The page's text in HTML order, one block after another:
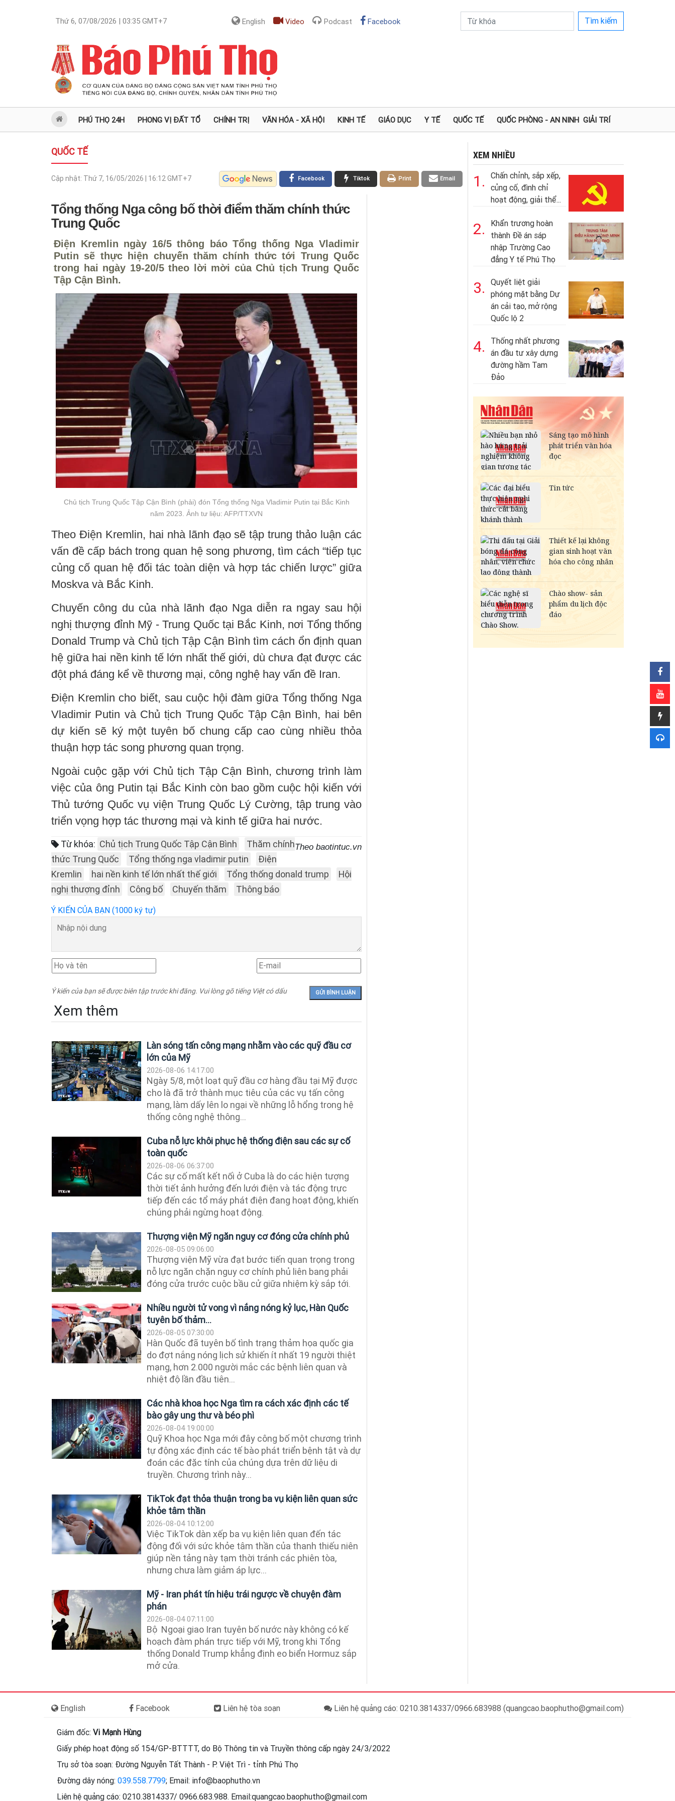
Thứ 6, 07/08/2026 | 03:35 GMT+7 English Video Podcast Facebook Tìm kiếm
PHÚ THỌ 24H PHONG VỊ ĐẤT TỔ CHÍNH TRỊ VĂN HÓA - XÃ HỘI KINH TẾ GIÁO DỤC Y TẾ QUỐC TẾ QUỐC PHÒNG - AN NINH GIẢI TRÍ
QUỐC TẾ
Cập nhật: Thứ 7, 16/05/2026 | 16:12 GMT+7 Email
Print
Tiktok
Facebook
Tổng thống Nga công bố thời điểm thăm chính thức
Trung Quốc
Điện Kremlin ngày 16/5 thông báo Tổng thống Nga Vladimir
Putin sẽ thực hiện chuyến thăm chính thức tới Trung Quốc
trong hai ngày 19-20/5 theo lời mời của Chủ tịch Trung Quốc
Tập Cận Bình.
Chủ tịch Trung Quốc Tập Cận Bình (phải) đón Tổng thống Nga Vladimir Putin tại Bắc Kinh
năm 2023. Ảnh tư liệu: AFP/TTXVN
Theo Điện Kremlin, hai nhà lãnh đạo sẽ tập trung thảo luận các
vấn đề cấp bách trong quan hệ song phương, tìm cách “tiếp tục
củng cố quan hệ đối tác toàn diện và hợp tác chiến lược” giữa
Moskva và Bắc Kinh.
Chuyến công du của nhà lãnh đạo Nga diễn ra ngay sau hội
nghị thượng đỉnh Mỹ - Trung Quốc tại Bắc Kinh, nơi Tổng thống
Donald Trump và Chủ tịch Tập Cận Bình tìm cách ổn định quan
hệ giữa hai nền kinh tế lớn nhất thế giới, dù chưa đạt được các
đột phá đáng kể về thương mại, công nghệ hay vấn đề Iran.
Điện Kremlin cho biết, sau cuộc hội đàm giữa Tổng thống Nga
Vladimir Putin và Chủ tịch Trung Quốc Tập Cận Bình, hai bên
dự kiến sẽ ký một tuyên bố chung cấp cao cùng nhiều thỏa
thuận hợp tác song phương quan trọng.
Ngoài cuộc gặp với Chủ tịch Tập Cận Bình, chương trình làm
việc của ông Putin tại Bắc Kinh còn bao gồm cuộc hội kiến với
Thủ tướng Quốc vụ viện Trung Quốc Lý Cường, tập trung vào
triển vọng hợp tác thương mại và kinh tế giữa hai nước.
Theo baotintuc.vn
Từ khóa: Chủ tịch Trung Quốc Tập Cận Bình
Thăm chính
thức Trung Quốc
Tổng thống nga vladimir putin
Điện
Kremlin
hai nền kinh tế lớn nhất thế giới Tổng thống donald trump
Hội
nghị thượng đỉnh
Công bố Chuyến thăm Thông báo
Ý KIẾN CỦA BẠN (1000 ký tự)
Ý kiến của bạn sẽ được biên tập trước khi đăng. Vui lòng gõ tiếng Việt có dấu
Xem thêm
Làn sóng tấn công mạng nhằm vào các quỹ đầu cơ
lớn của Mỹ
2026-08-06 14:17:00
Ngày 5/8, một loạt quỹ đầu cơ hàng đầu tại Mỹ được
cho là đã trở thành mục tiêu của các vụ tấn công
mạng, làm dấy lên lo ngại về những lỗ hổng trong hệ
thống công nghệ thông...
Cuba nỗ lực khôi phục hệ thống điện sau các sự cố
toàn quốc
2026-08-06 06:37:00
Các sự cố mất kết nối ở Cuba là do các hiện tượng
thời tiết ảnh hưởng đến lưới điện và tác động trực
tiếp đến các tổ máy phát điện đang hoạt động, khiến
chúng phải ngừng hoạt động.
Thượng viện Mỹ ngăn nguy cơ đóng cửa chính phủ
2026-08-05 09:06:00
Thượng viện Mỹ vừa đạt bước tiến quan trọng trong
nỗ lực ngăn chặn nguy cơ chính phủ liên bang phải
đóng cửa trước cuộc bầu cử giữa nhiệm kỳ sắp tới.
Nhiều người tử vong vì nắng nóng kỷ lục, Hàn Quốc
tuyên bố thảm...
2026-08-05 07:30:00
Hàn Quốc đã tuyên bố tình trạng thảm họa quốc gia
do đợt nắng nóng lịch sử khiến ít nhất 19 người thiệt
mạng, hơn 2.000 người mắc các bệnh liên quan và
nhiệt độ lần đầu tiên...
Các nhà khoa học Nga tìm ra cách xác định các tế
bào gây ung thư và béo phì
2026-08-04 19:00:00
Quỹ Khoa học Nga mới đây công bố một chương trình
tự động xác định các tế bào phát triển bệnh tật và dự
đoán các đặc tính của chúng dựa trên dữ liệu di
truyền. Chương trình này...
TikTok đạt thỏa thuận trong ba vụ kiện liên quan sức
khỏe tâm thần
2026-08-04 10:12:00
Việc TikTok dàn xếp ba vụ kiện liên quan đến tác
động đối với sức khỏe tâm thần của thanh thiếu niên
giúp nền tảng này tạm thời tránh các phiên tòa,
nhưng chưa làm giảm áp lực...
Mỹ - Iran phát tín hiệu trái ngược về chuyện đàm
phán
2026-08-04 07:11:00
Bộ Ngoại giao Iran tuyên bố nước này không có kế
hoạch đàm phán trực tiếp với Mỹ, trong khi Tổng
thống Donald Trump khẳng định eo biển Hormuz sắp
mở cửa.
XEM NHIỀU
1.
Chấn chỉnh, sắp xếp,
củng cố, đình chỉ
hoạt động, giải thể...
2.
Khẩn trương hoàn
thành Đề án sáp
nhập Trường Cao
đẳng Y tế Phú Thọ
3.
Quyết liệt giải
phóng mặt bằng Dự
án cải tạo, mở rộng
Quốc lộ 2
4.
Thống nhất phương
án đầu tư xây dựng
đường hầm Tam
Đảo
English Facebook Liên hệ tòa soạn Liên hệ quảng cáo: 0210.3814337/0966.683988 (quangcao.baophutho@gmail.com)
Giám đốc: Vi Mạnh Hùng
Giấy phép hoạt động số 154/GP-BTTTT, do Bộ Thông tin và Truyền thông cấp ngày 24/3/2022
Trụ sở tòa soạn: Đường Nguyễn Tất Thành - P. Việt Trì - tỉnh Phú Thọ
Đường dây nóng: 039.558.7799; Email: info@baophutho.vn
Liên hệ quảng cáo: 0210.3814337/ 0966.683.988. Email:quangcao.baophutho@gmail.com